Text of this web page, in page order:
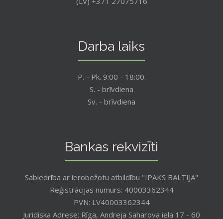
Darba laiks
P. - Pk. 9:00 - 18:00.
S. - brīvdiena
Sv. - brīvdiena
Bankas rekvizīti
Sabiedrība ar ierobežotu atbildību "IPAKS BALTIJA"
Reģistrācijas numurs: 40003362344
PVN: LV40003362344
Juridiska Adrese: Rīga, Andreja Saharova iela 17 - 60